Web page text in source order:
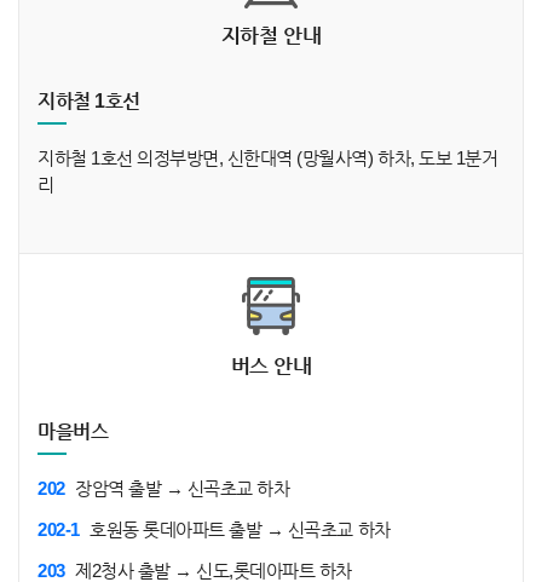
지하철 안내
지하철 1호선
지하철 1호선 의정부방면, 신한대역 (망월사역) 하차, 도보 1분거
리
버스 안내
마을버스
202 장암역 출발 → 신곡초교 하차
202-1 호원동 롯데아파트 출발 → 신곡초교 하차
203 제2청사 출발 → 신도,롯데아파트 하차